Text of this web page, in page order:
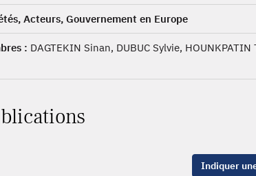
Acteurs, Gouvernement en Europe
: DAGTEKIN Sinan, DUBUC Sylvie,
Indiquer